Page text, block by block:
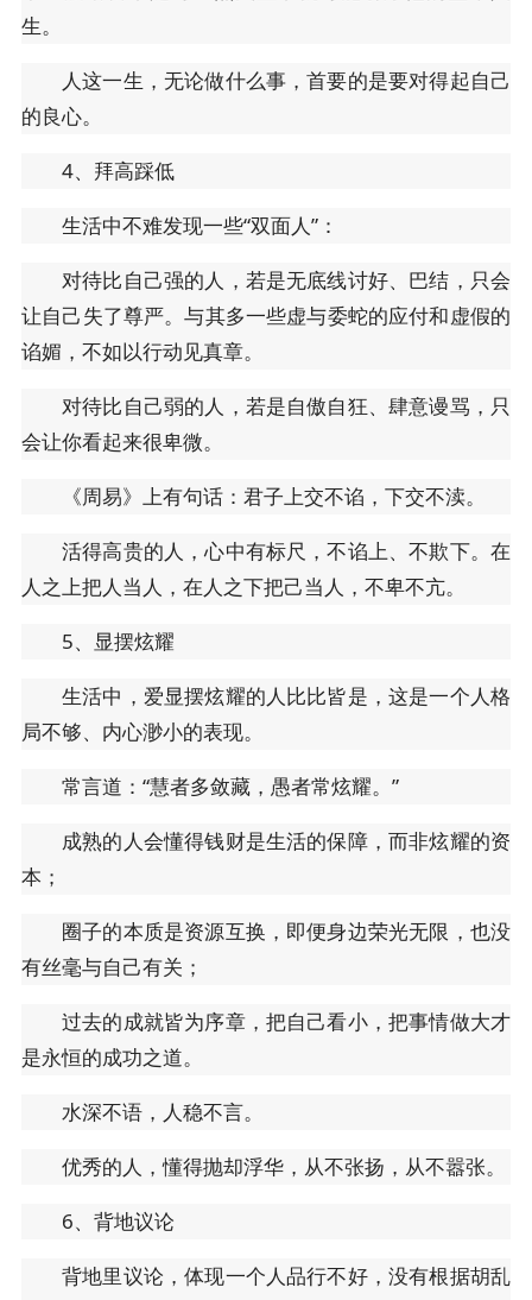
生。
人这一生，无论做什么事，首要的是要对得起自己
的良心。
4、拜高踩低
生活中不难发现一些“双面人”：
对待比自己强的人，若是无底线讨好、巴结，只会
让自己失了尊严。与其多一些虚与委蛇的应付和虚假的
谄媚，不如以行动见真章。
对待比自己弱的人，若是自傲自狂、肆意谩骂，只
会让你看起来很卑微。
《周易》上有句话：君子上交不谄，下交不渎。
活得高贵的人，心中有标尺，不谄上、不欺下。在
人之上把人当人，在人之下把己当人，不卑不亢。
5、显摆炫耀
生活中，爱显摆炫耀的人比比皆是，这是一个人格
局不够、内心渺小的表现。
常言道：“慧者多敛藏，愚者常炫耀。”
成熟的人会懂得钱财是生活的保障，而非炫耀的资
本；
圈子的本质是资源互换，即便身边荣光无限，也没
有丝毫与自己有关；
过去的成就皆为序章，把自己看小，把事情做大才
是永恒的成功之道。
水深不语，人稳不言。
优秀的人，懂得抛却浮华，从不张扬，从不嚣张。
6、背地议论
背地里议论，体现一个人品行不好，没有根据胡乱